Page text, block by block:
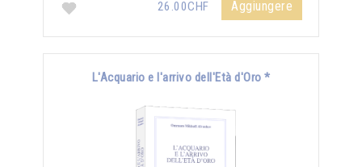
26.00CHF Aggiungere
L'Acquario e l'arrivo dell'Età d'Oro *